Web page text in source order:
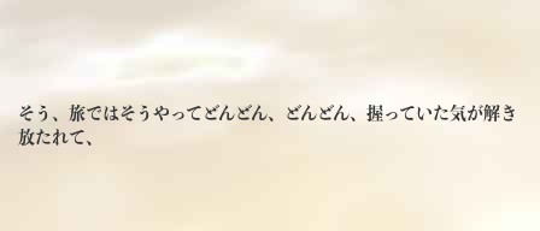
そう、旅ではそうやってどんどん、どんどん、握っていた気が解き
放たれて、